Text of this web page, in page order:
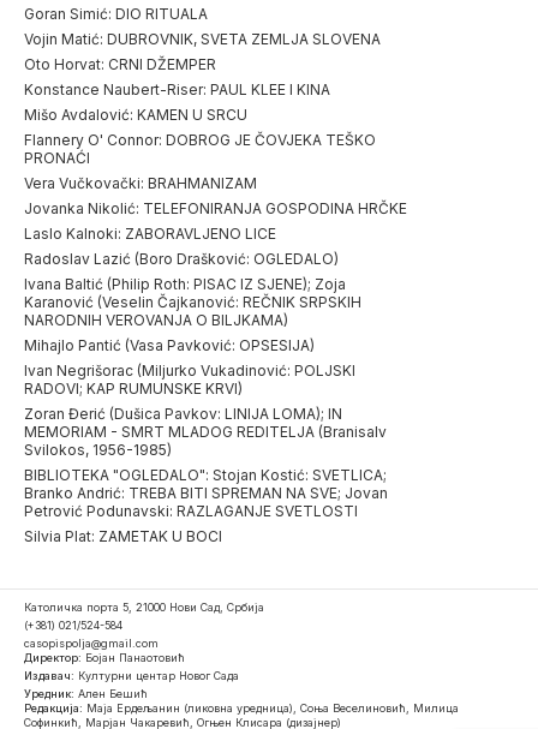
Goran Simić: DIO RITUALA
Vojin Matić: DUBROVNIK, SVETA ZEMLJA SLOVENA
Oto Horvat: CRNI DŽEMPER
Konstance Naubert-Riser: PAUL KLEE I KINA
Mišo Avdalović: KAMEN U SRCU
Flannery O' Connor: DOBROG JE ČOVJEKA TEŠKO
PRONAĆI
Vera Vučkovački: BRAHMANIZAM
Jovanka Nikolić: TELEFONIRANJA GOSPODINA HRČKE
Laslo Kalnoki: ZABORAVLJENO LICE
Radoslav Lazić (Boro Drašković: OGLEDALO)
Ivana Baltić (Philip Roth: PISAC IZ SJENE); Zoja
Karanović (Veselin Čajkanović: REČNIK SRPSKIH
NARODNIH VEROVANJA O BILJKAMA)
Mihajlo Pantić (Vasa Pavković: OPSESIJA)
Ivan Negrišorac (Miljurko Vukadinović: POLJSKI
RADOVI; KAP RUMUNSKE KRVI)
Zoran Đerić (Dušica Pavkov: LINIJA LOMA); IN
MEMORIAM - SMRT MLADOG REDITELJA (Branisalv
Svilokos, 1956-1985)
BIBLIOTEKA "OGLEDALO": Stojan Kostić: SVETLICA;
Branko Andrić: TREBA BITI SPREMAN NA SVE; Jovan
Petrović Podunavski: RAZLAGANJE SVETLOSTI
Silvia Plat: ZAMETAK U BOCI
Католичка порта 5, 21000 Нови Сад, Србија
(+381) 021/524-584
casopispolja@gmail.com
Директор: Бојан Панаотовић
Издавач: Културни центар Новог Сада
Уредник: Ален Бешић
Редакција: Маја Ердељанин (ликовна уредница), Соња Веселиновић, Милица
Софинкић, Марјан Чакаревић, Огњен Клисара (дизајнер)